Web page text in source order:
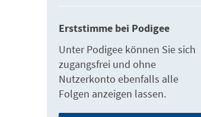
Erststimme bei Podigee
Unter Podigee können Sie sich
zugangsfrei und ohne
Nutzerkonto ebenfalls alle
Folgen anzeigen lassen.